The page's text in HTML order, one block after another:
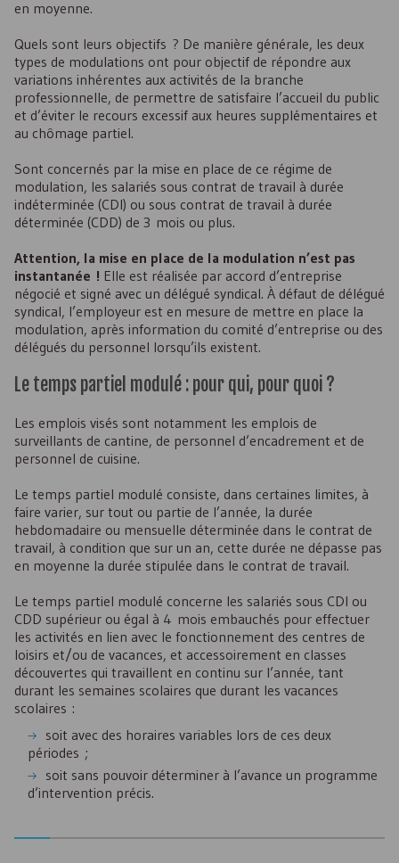
en moyenne.
Quels sont leurs objectifs ? De manière générale, les deux
types de modulations ont pour objectif de répondre aux
variations inhérentes aux activités de la branche
professionnelle, de permettre de satisfaire l’accueil du public
et d’éviter le recours excessif aux heures supplémentaires et
au chômage partiel.
Sont concernés par la mise en place de ce régime de
modulation, les salariés sous contrat de travail à durée
indéterminée (CDI) ou sous contrat de travail à durée
déterminée (CDD) de 3 mois ou plus.
Attention, la mise en place de la modulation n’est pas
instantanée ! Elle est réalisée par accord d’entreprise
négocié et signé avec un délégué syndical. À défaut de délégué
syndical, l’employeur est en mesure de mettre en place la
modulation, après information du comité d’entreprise ou des
délégués du personnel lorsqu’ils existent.
Le temps partiel modulé : pour qui, pour quoi ?
Les emplois visés sont notamment les emplois de
surveillants de cantine, de personnel d’encadrement et de
personnel de cuisine.
Le temps partiel modulé consiste, dans certaines limites, à
faire varier, sur tout ou partie de l’année, la durée
hebdomadaire ou mensuelle déterminée dans le contrat de
travail, à condition que sur un an, cette durée ne dépasse pas
en moyenne la durée stipulée dans le contrat de travail.
Le temps partiel modulé concerne les salariés sous CDI ou
CDD supérieur ou égal à 4 mois embauchés pour effectuer
les activités en lien avec le fonctionnement des centres de
loisirs et/ou de vacances, et accessoirement en classes
découvertes qui travaillent en continu sur l’année, tant
durant les semaines scolaires que durant les vacances
scolaires :
soit avec des horaires variables lors de ces deux
périodes ;
soit sans pouvoir déterminer à l’avance un programme
d’intervention précis.